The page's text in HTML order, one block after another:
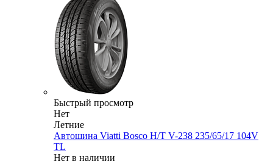
Быстрый просмотр
Нет
Летние
Автошина Viatti Bosco H/T V-238 235/65/17 104V
TL
Нет в наличии